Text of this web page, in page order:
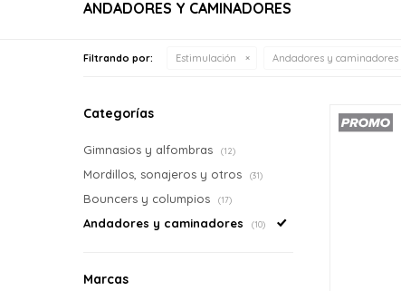
ANDADORES Y CAMINADORES
Filtrando por: Estimulación Andadores y caminadores
Categorías
Gimnasios y alfombras (12)
Mordillos, sonajeros y otros (31)
Bouncers y columpios (17)
Andadores y caminadores (10)
Marcas